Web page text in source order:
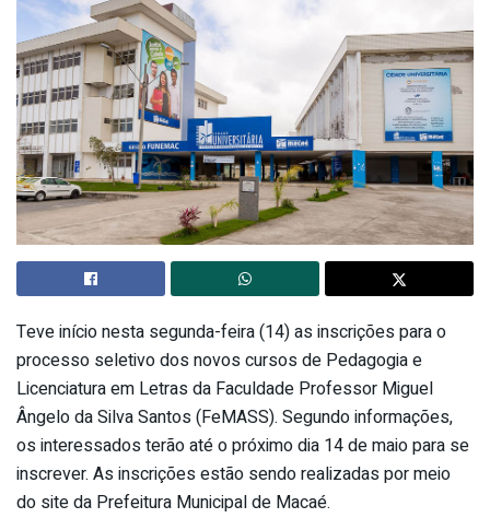
Teve início nesta segunda-feira (14) as inscrições para o
processo seletivo dos novos cursos de Pedagogia e
Licenciatura em Letras da Faculdade Professor Miguel
Ângelo da Silva Santos (FeMASS). Segundo informações,
os interessados terão até o próximo dia 14 de maio para se
inscrever. As inscrições estão sendo realizadas por meio
do site da Prefeitura Municipal de Macaé.